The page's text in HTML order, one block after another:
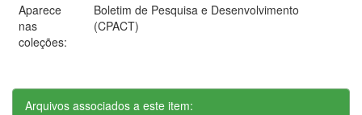
Aparece
nas
coleções:
Boletim de Pesquisa e Desenvolvimento
(CPACT)
Arquivos associados a este item: